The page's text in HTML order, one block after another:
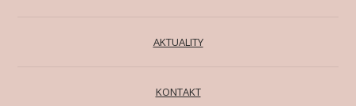
AKTUALITY
KONTAKT